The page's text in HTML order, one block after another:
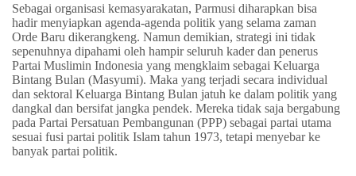
Sebagai organisasi kemasyarakatan, Parmusi diharapkan bisa
hadir menyiapkan agenda-agenda politik yang selama zaman
Orde Baru dikerangkeng. Namun demikian, strategi ini tidak
sepenuhnya dipahami oleh hampir seluruh kader dan penerus
Partai Muslimin Indonesia yang mengklaim sebagai Keluarga
Bintang Bulan (Masyumi). Maka yang terjadi secara individual
dan sektoral Keluarga Bintang Bulan jatuh ke dalam politik yang
dangkal dan bersifat jangka pendek. Mereka tidak saja bergabung
pada Partai Persatuan Pembangunan (PPP) sebagai partai utama
sesuai fusi partai politik Islam tahun 1973, tetapi menyebar ke
banyak partai politik.